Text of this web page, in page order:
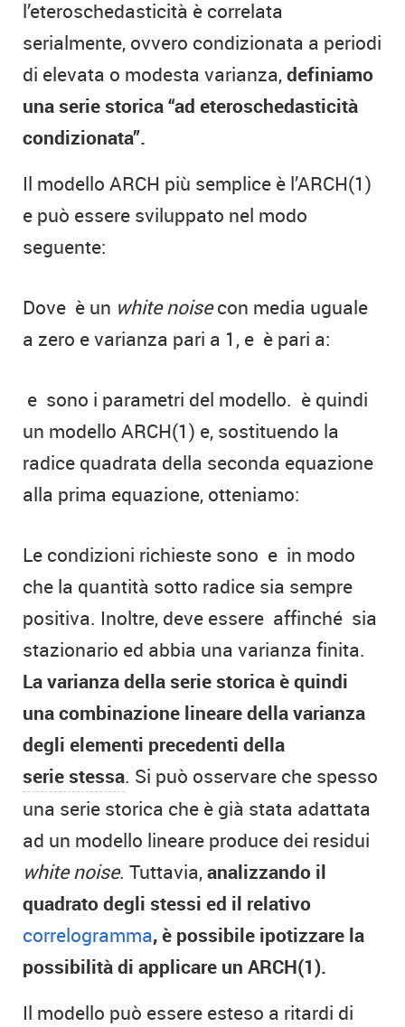
l’eteroschedasticità è correlata
serialmente, ovvero condizionata a periodi
di elevata o modesta varianza,definiamo
una serie storica “ad eteroschedasticità
condizionata”.
Il modello ARCH più semplice è l’ARCH(1)
e può essere sviluppato nel modo
seguente:
Dove è un white noisecon media uguale
a zero e varianza pari a 1, e è pari a:
e sono i parametri del modello. è quindi
un modello ARCH(1) e, sostituendo la
radice quadrata della seconda equazione
alla prima equazione, otteniamo:
Le condizioni richieste sono e in modo
che la quantità sotto radice sia sempre
positiva. Inoltre, deve essere affinché sia
stazionario ed abbia una varianza finita.
La varianza della serie storica è quindi
una combinazione lineare della varianza
degli elementi precedenti della
serie stessa. Si può osservare che spesso
una serie storica che è già stata adattata
ad un modello lineare produce dei residui
white noise. Tuttavia,analizzando il
quadrato degli stessi ed il relativo
correlogramma, è possibile ipotizzare la
possibilità di applicare un ARCH(1).
Il modello può essere esteso a ritardi di